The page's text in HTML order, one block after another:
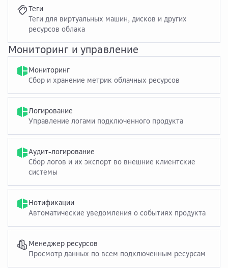
Теги
Теги для виртуальных машин, дисков и других
ресурсов облака
Мониторинг и управление
Мониторинг
Сбор и хранение метрик облачных ресурсов
Логирование
Управление логами подключенного продукта
Аудит-логирование
Сбор логов и их экспорт во внешние клиентские
системы
Нотификации
Автоматические уведомления о событиях продукта
Менеджер ресурсов
Просмотр данных по всем подключенным ресурсам